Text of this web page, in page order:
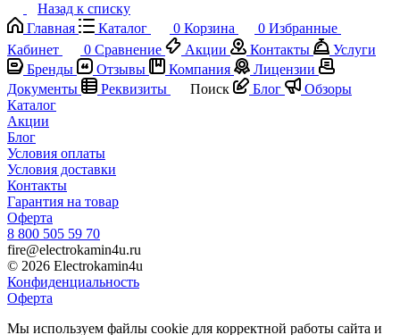
Назад к списку
Главная
Каталог 0 Корзина 0 Избранные
Кабинет
0 Сравнение Акции Контакты
Услуги
Бренды
Отзывы Компания
Лицензии
Документы
Реквизиты Поиск Блог
Обзоры
Каталог
Акции
Блог
Условия оплаты
Условия доставки
Контакты
Гарантия на товар
Оферта
8 800 505 59 70
fire@electrokamin4u.ru
© 2026 Electrokamin4u
Конфиденциальность
Оферта
Мы используем файлы cookie для корректной работы сайта и